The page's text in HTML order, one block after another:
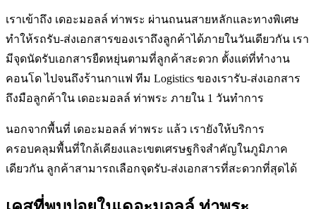
เราเข้าถึง เดอะมอลล์ ท่าพระ ผ่านถนนสายหลักและทางพิเศษ
ทำให้รถรับ-ส่งเอกสารของเราถึงลูกค้าได้ภายในวันเดียวกัน เรา
มีจุดนัดรับเอกสารยืดหยุ่นตามที่ลูกค้าสะดวก ตั้งแต่ที่ทำงาน
คอนโด ไปจนถึงร้านกาแฟ ทีม Logistics ของเรารับ-ส่งเอกสาร
ถึงมือลูกค้าใน เดอะมอลล์ ท่าพระ ภายใน 1 วันทำการ
นอกจากพื้นที่ เดอะมอลล์ ท่าพระ แล้ว เรายังให้บริการ
ครอบคลุมพื้นที่ใกล้เคียงและเขตเศรษฐกิจสำคัญในภูมิภาค
เดียวกัน ลูกค้าสามารถเลือกจุดรับ-ส่งเอกสารที่สะดวกที่สุดได้